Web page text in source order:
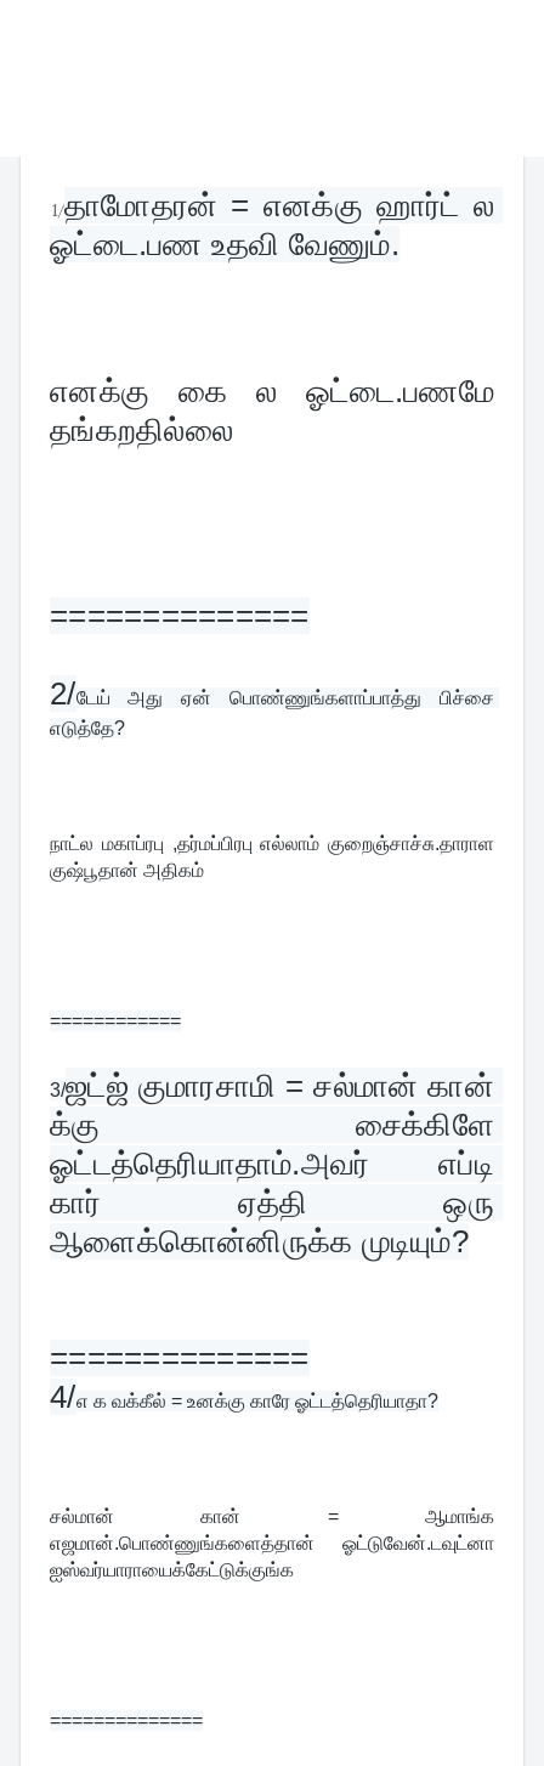
1/தாமோதரன் = எனக்கு ஹார்ட் ல
ஓட்டை.பண உதவி வேணும்.
எனக்கு கை ல ஓட்டை.பணமே
தங்கறதில்லை
==============
2/டேய் அது ஏன் பொண்ணுங்களாப்பாத்து பிச்சை
எடுத்தே?
நாட்ல மகாப்ரபு ,தர்மப்பிரபு எல்லாம் குறைஞ்சாச்சு.தாராள
குஷ்பூதான் அதிகம்
============
3/ஜட்ஜ் குமாரசாமி = சல்மான் கான்
க்கு சைக்கிளே
ஓட்டத்தெரியாதாம்.அவர் எப்டி
கார் ஏத்தி ஒரு
ஆளைக்கொன்னிருக்க முடியும்?
==============
4/எ க வக்கீல் = உனக்கு காரே ஓட்டத்தெரியாதா?
சல்மான் கான் = ஆமாங்க
எஜமான்.பொண்ணுங்களைத்தான் ஓட்டுவேன்.டவுட்னா
ஐஸ்வர்யாராயைக்கேட்டுக்குங்க
==============